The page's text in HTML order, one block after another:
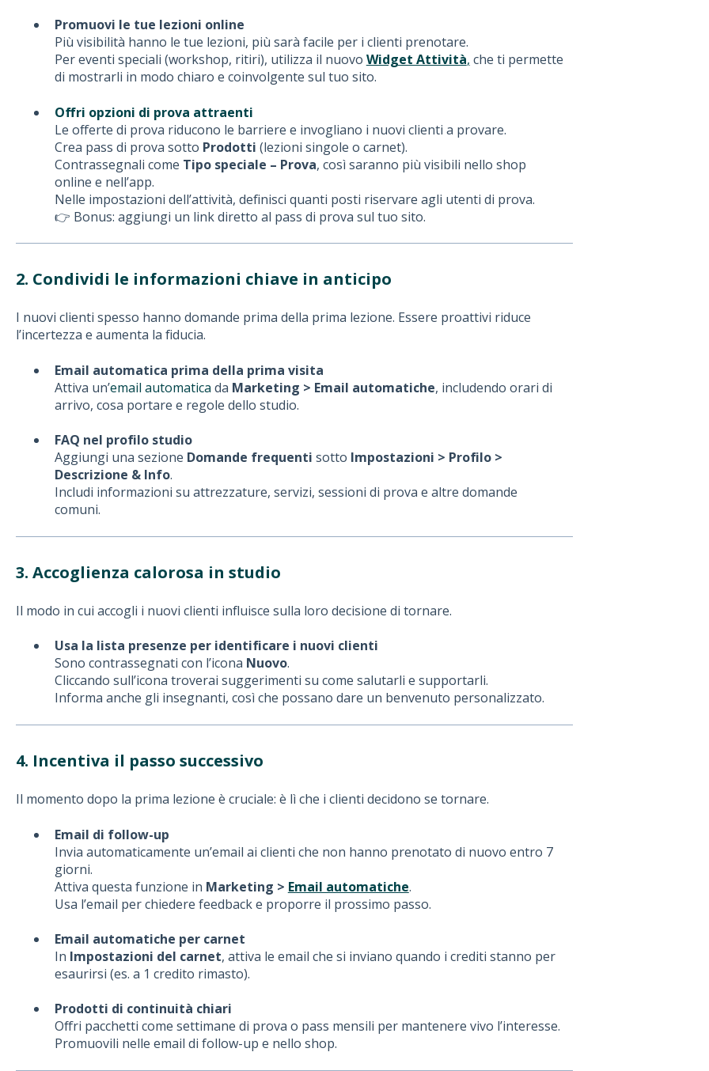
Promuovi le tue lezioni online
Più visibilità hanno le tue lezioni, più sarà facile per i clienti prenotare.
Per eventi speciali (workshop, ritiri), utilizza il nuovo Widget Attività, che ti permette
di mostrarli in modo chiaro e coinvolgente sul tuo sito.
Offri opzioni di prova attraenti
Le offerte di prova riducono le barriere e invogliano i nuovi clienti a provare.
Crea pass di prova sotto Prodotti (lezioni singole o carnet).
Contrassegnali come Tipo speciale – Prova, così saranno più visibili nello shop
online e nell’app.
Nelle impostazioni dell’attività, definisci quanti posti riservare agli utenti di prova.
👉 Bonus: aggiungi un link diretto al pass di prova sul tuo sito.
2. Condividi le informazioni chiave in anticipo
I nuovi clienti spesso hanno domande prima della prima lezione. Essere proattivi riduce
l’incertezza e aumenta la fiducia.
Email automatica prima della prima visita
Attiva un’email automatica da Marketing > Email automatiche, includendo orari di
arrivo, cosa portare e regole dello studio.
FAQ nel profilo studio
Aggiungi una sezione Domande frequenti sotto Impostazioni > Profilo >
Descrizione & Info.
Includi informazioni su attrezzature, servizi, sessioni di prova e altre domande
comuni.
3. Accoglienza calorosa in studio
Il modo in cui accogli i nuovi clienti influisce sulla loro decisione di tornare.
Usa la lista presenze per identificare i nuovi clienti
Sono contrassegnati con l’icona Nuovo.
Cliccando sull’icona troverai suggerimenti su come salutarli e supportarli.
Informa anche gli insegnanti, così che possano dare un benvenuto personalizzato.
4. Incentiva il passo successivo
Il momento dopo la prima lezione è cruciale: è lì che i clienti decidono se tornare.
Email di follow-up
Invia automaticamente un’email ai clienti che non hanno prenotato di nuovo entro 7
giorni.
Attiva questa funzione in Marketing > Email automatiche.
Usa l’email per chiedere feedback e proporre il prossimo passo.
Email automatiche per carnet
In Impostazioni del carnet, attiva le email che si inviano quando i crediti stanno per
esaurirsi (es. a 1 credito rimasto).
Prodotti di continuità chiari
Offri pacchetti come settimane di prova o pass mensili per mantenere vivo l’interesse.
Promuovili nelle email di follow-up e nello shop.